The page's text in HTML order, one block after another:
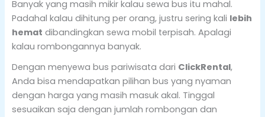
Banyak yang masih mikir kalau sewa bus itu mahal.
Padahal kalau dihitung per orang, justru sering kali lebih
hemat dibandingkan sewa mobil terpisah. Apalagi
kalau rombongannya banyak.
Dengan menyewa bus pariwisata dari ClickRental,
Anda bisa mendapatkan pilihan bus yang nyaman
dengan harga yang masih masuk akal. Tinggal
sesuaikan saja dengan jumlah rombongan dan